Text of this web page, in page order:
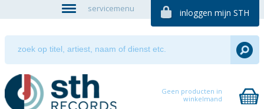
servicemenu inloggen mijn STH
Geen producten in
winkelmand